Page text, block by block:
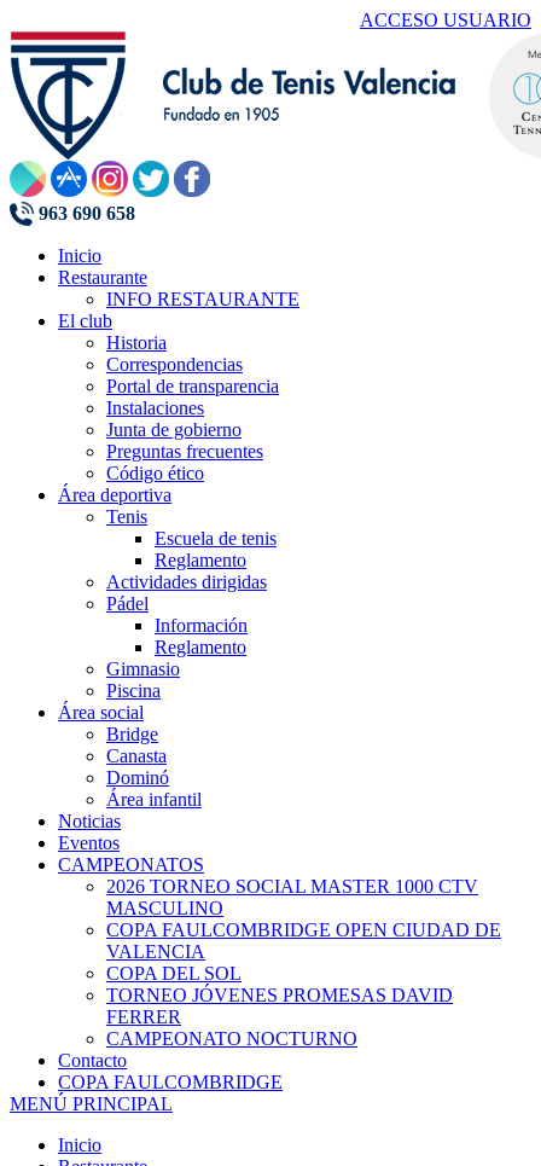
ACCESO USUARIO
963 690 658
Inicio
Restaurante
INFO RESTAURANTE
El club
Historia
Correspondencias
Portal de transparencia
Instalaciones
Junta de gobierno
Preguntas frecuentes
Código ético
Área deportiva
Tenis
Escuela de tenis
Reglamento
Actividades dirigidas
Pádel
Información
Reglamento
Gimnasio
Piscina
Área social
Bridge
Canasta
Dominó
Área infantil
Noticias
Eventos
CAMPEONATOS
2026 TORNEO SOCIAL MASTER 1000 CTV
MASCULINO
COPA FAULCOMBRIDGE OPEN CIUDAD DE
VALENCIA
COPA DEL SOL
TORNEO JÓVENES PROMESAS DAVID
FERRER
CAMPEONATO NOCTURNO
Contacto
COPA FAULCOMBRIDGE
MENÚ PRINCIPAL
Inicio